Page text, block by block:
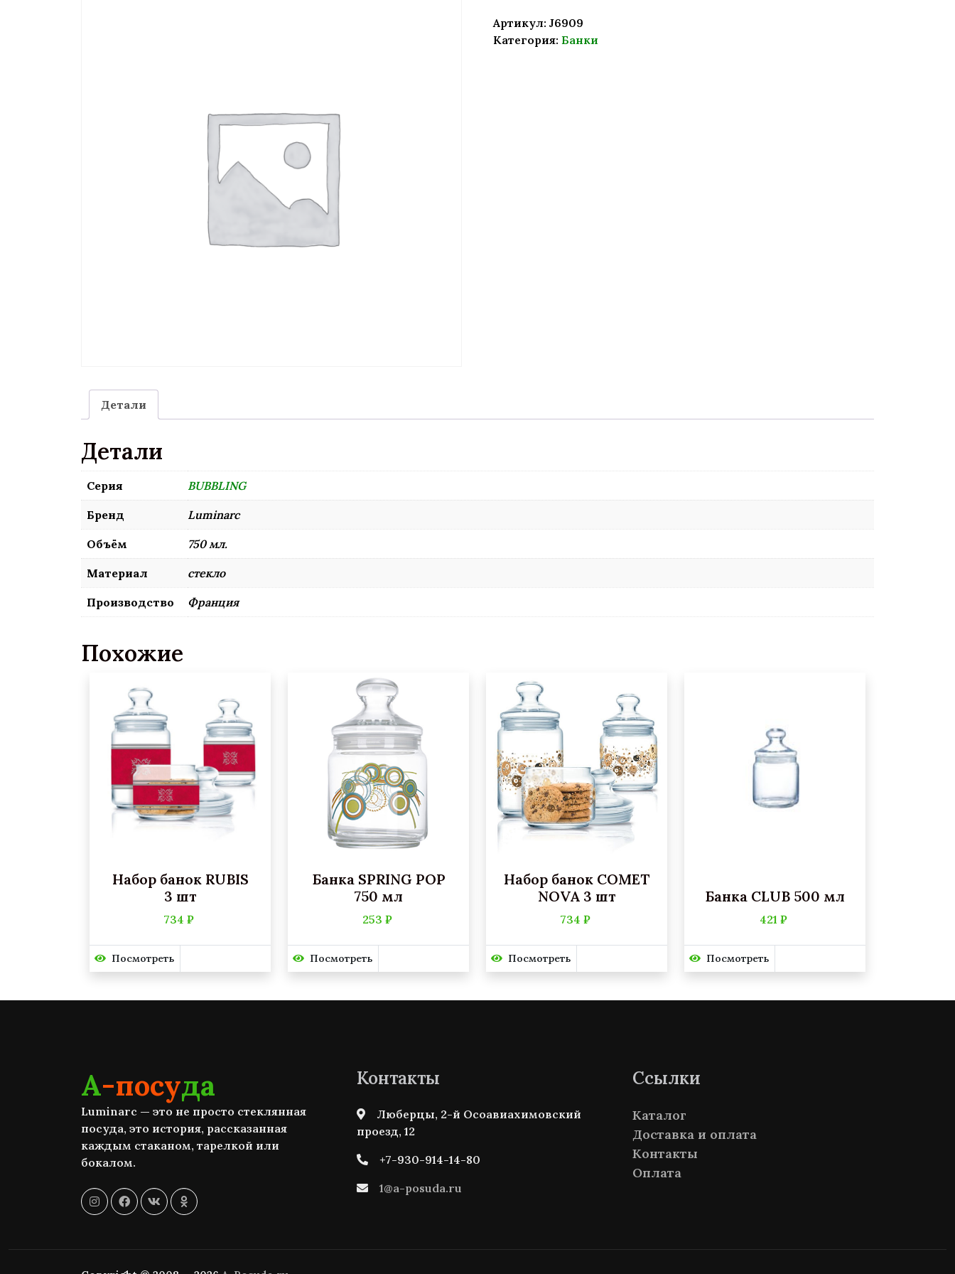
Артикул:J6909
Категория:Банки
Детали
Детали
Серия BUBBLING
Бренд Luminarc
Объём 750 мл.
Материал стекло
Производство Франция
Похожие
Набор банок RUBIS
3 шт
734 ₽
Посмотреть
Банка SPRING POP
750 мл
253 ₽
Посмотреть
Набор банок COMET
NOVA 3 шт
734 ₽
Посмотреть
Банка CLUB 500 мл
421 ₽
Посмотреть
А-посуда
Luminarc — это не просто стеклянная
посуда, это история, рассказанная
каждым стаканом, тарелкой или
бокалом.
Контакты
Люберцы, 2-й Осоавиахимовский
проезд, 12
+7-930-914-14-80
1@a-posuda.ru
Ссылки
Каталог
Доставка и оплата
Контакты
Оплата